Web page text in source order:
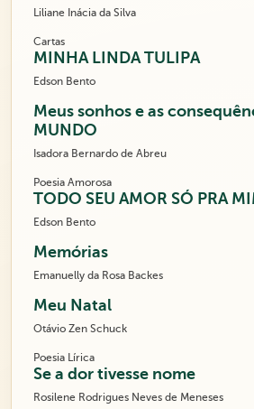
Liliane Inácia da Silva
Cartas
MINHA LINDA TULIPA
Edson Bento
Meus sonhos e as
MUNDO
Isadora Bernardo de Abreu
Poesia Amorosa
TODO SEU AMOR SÓ PRA
Edson Bento
Memórias
Emanuelly da Rosa Backes
Meu Natal
Otávio Zen Schuck
Poesia Lírica
Se a dor tivesse nome
Rosilene Rodrigues Neves de Meneses